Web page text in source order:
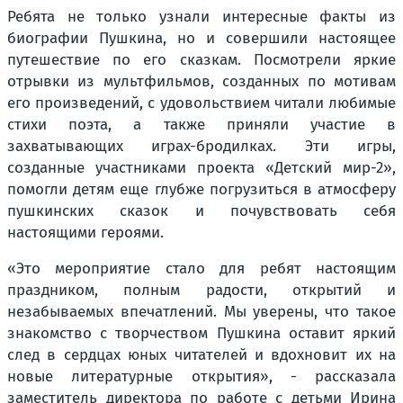
Ребята не только узнали интересные факты из
биографии Пушкина, но и совершили настоящее
путешествие по его сказкам. Посмотрели яркие
отрывки из мультфильмов, созданных по мотивам
его произведений, с удовольствием читали любимые
стихи поэта, а также приняли участие в
захватывающих играх-бродилках. Эти игры,
созданные участниками проекта «Детский мир-2»,
помогли детям еще глубже погрузиться в атмосферу
пушкинских сказок и почувствовать себя
настоящими героями.
«Это мероприятие стало для ребят настоящим
праздником, полным радости, открытий и
незабываемых впечатлений. Мы уверены, что такое
знакомство с творчеством Пушкина оставит яркий
след в сердцах юных читателей и вдохновит их на
новые литературные открытия», - рассказала
заместитель директора по работе с детьми Ирина